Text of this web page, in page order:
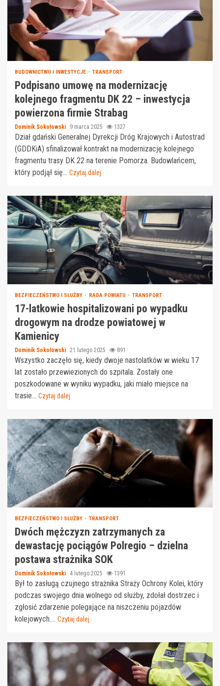
BUDOWNICTWO I INWESTYCJE TRANSPORT
Podpisano umowę na modernizację
kolejnego fragmentu DK 22 – inwestycja
powierzona firmie Strabag
Dominik Sokołowski 9 marca 2025 1327
Dział gdański Generalnej Dyrekcji Dróg Krajowych i Autostrad
(GDDKiA) sfinalizował kontrakt na modernizację kolejnego
fragmentu trasy DK 22 na terenie Pomorza. Budowlańcem,
który podjął się... Czytaj dalej
BEZPIECZEŃSTWO I SŁUŻBY RADA POWIATU TRANSPORT
17-latkowie hospitalizowani po wypadku
drogowym na drodze powiatowej w
Kamienicy
Dominik Sokołowski 21 lutego 2025 891
Wszystko zaczęło się, kiedy dwoje nastolatków w wieku 17
lat zostało przewiezionych do szpitala. Zostały one
poszkodowane w wyniku wypadku, jaki miało miejsce na
trasie... Czytaj dalej
BEZPIECZEŃSTWO I SŁUŻBY TRANSPORT
Dwóch mężczyzn zatrzymanych za
dewastację pociągów Polregio – dzielna
postawa strażnika SOK
Dominik Sokołowski 4 lutego 2025 1391
Był to zasługą czujnego strażnika Straży Ochrony Kolei, który
podczas swojego dnia wolnego od służby, zdołał dostrzec i
zgłosić zdarzenie polegające na niszczeniu pojazdów
kolejowych.... Czytaj dalej